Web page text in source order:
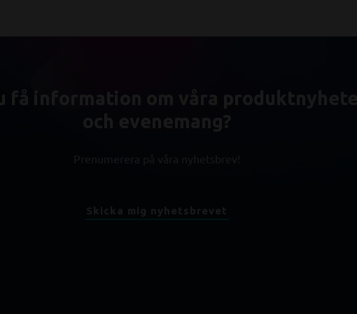
få information om våra produktnyheter
Prenumerera på våra nyhetsbrev!
Skicka mig nyhetsbrevet